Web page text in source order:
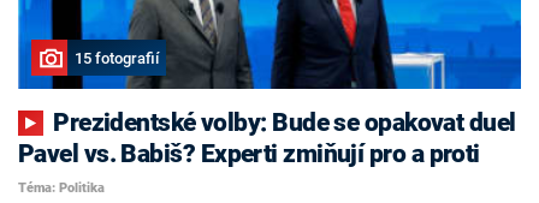
15 fotografií
Pavel vs. Babiš? Experti zmiňují pro a proti
Téma: Politika